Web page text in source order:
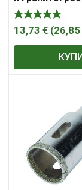
диамантена
цилиндрична
10х70 мм,
13,73 € (26,85